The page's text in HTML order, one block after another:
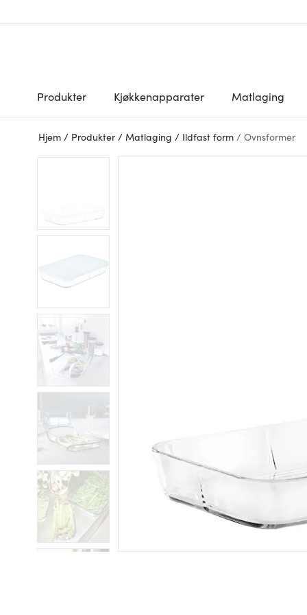
Produkter Kjøkkenapparater Matlaging
Hjem / Produkter / Matlaging / Ildfast form / Ovnsformer